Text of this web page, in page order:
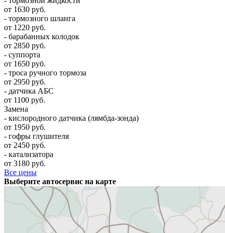
от 1630 руб.
- тормозного шланга
от 1220 руб.
- барабанных колодок
от 2850 руб.
- суппорта
от 1650 руб.
- троса ручного тормоза
от 2950 руб.
- датчика АБС
от 1100 руб.
Замена
- кислородного датчика (лямбда-зонда)
от 1950 руб.
- гофры глушителя
от 2450 руб.
- катализатора
от 3180 руб.
Все цены
Выберите автосервис на карте